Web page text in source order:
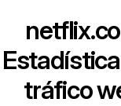
tráfico